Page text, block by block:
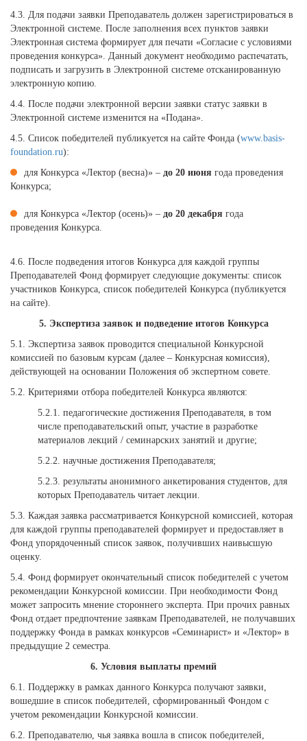
4.3. Для подачи заявки Преподаватель должен зарегистрироваться в
Электронной системе. После заполнения всех пунктов заявки
Электронная система формирует для печати «Согласие с условиями
проведения конкурса». Данный документ необходимо распечатать,
подписать и загрузить в Электронной системе отсканированную
электронную копию.
4.4. После подачи электронной версии заявки статус заявки в
Электронной системе изменится на «Подана».
4.5. Список победителей публикуется на сайте Фонда (www.basis-
foundation.ru):
для Конкурса «Лектор (весна)» – до 20 июня года проведения
Конкурса;
для Конкурса «Лектор (осень)» – до 20 декабря года
проведения Конкурса.
4.6. После подведения итогов Конкурса для каждой группы
Преподавателей Фонд формирует следующие документы: список
участников Конкурса, список победителей Конкурса (публикуется
на сайте).
5. Экспертиза заявок и подведение итогов Конкурса
5.1. Экспертиза заявок проводится специальной Конкурсной
комиссией по базовым курсам (далее – Конкурсная комиссия),
действующей на основании Положения об экспертном совете.
5.2. Критериями отбора победителей Конкурса являются:
5.2.1. педагогические достижения Преподавателя, в том
числе преподавательский опыт, участие в разработке
материалов лекций / семинарских занятий и другие;
5.2.2. научные достижения Преподавателя;
5.2.3. результаты анонимного анкетирования студентов, для
которых Преподаватель читает лекции.
5.3. Каждая заявка рассматривается Конкурсной комиссией, которая
для каждой группы преподавателей формирует и предоставляет в
Фонд упорядоченный список заявок, получивших наивысшую
оценку.
5.4. Фонд формирует окончательный список победителей с учетом
рекомендации Конкурсной комиссии. При необходимости Фонд
может запросить мнение стороннего эксперта. При прочих равных
Фонд отдает предпочтение заявкам Преподавателей, не получавших
поддержку Фонда в рамках конкурсов «Семинарист» и «Лектор» в
предыдущие 2 семестра.
6. Условия выплаты премий
6.1. Поддержку в рамках данного Конкурса получают заявки,
вошедшие в список победителей, сформированный Фондом с
учетом рекомендации Конкурсной комиссии.
6.2. Преподавателю, чья заявка вошла в список победителей,